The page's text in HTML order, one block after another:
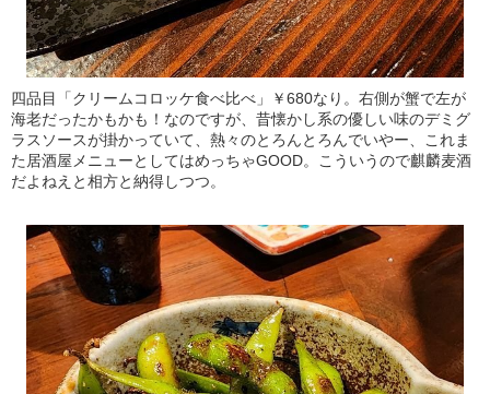
四品目「クリームコロッケ食べ比べ」￥680なり。右側が蟹で左が
海老だったかもかも！なのですが、昔懐かし系の優しい味のデミグ
ラスソースが掛かっていて、熱々のとろんとろんでいやー、これま
た居酒屋メニューとしてはめっちゃGOOD。こういうので麒麟麦酒
だよねえと相方と納得しつつ。